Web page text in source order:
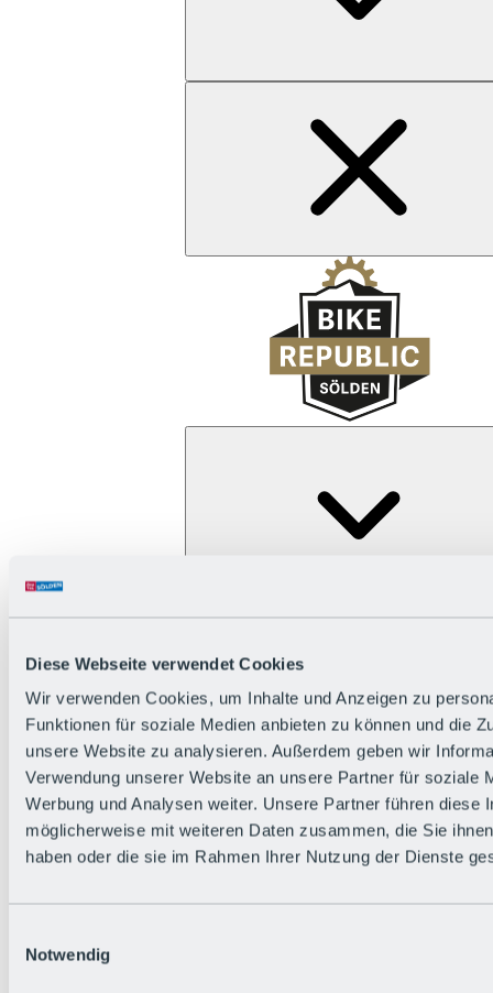
Diese Webseite verwendet Cookies
Wir verwenden Cookies, um Inhalte und Anzeigen zu
Funktionen für soziale Medien anbieten zu können und die
unsere Website zu analysieren. Außerdem geben wir
Verwendung unserer Website an unsere Partner für soziale
Werbung und Analysen weiter. Unsere Partner führen diese
möglicherweise mit weiteren Daten zusammen, die Sie
haben oder die sie im Rahmen Ihrer Nutzung der Dienste
Notwendig
Bürger:in werden
Bikepark-Rules
Bikepark-Partnerschaften
Nachhaltigkeit in der BRS
Bikepark & Tickets